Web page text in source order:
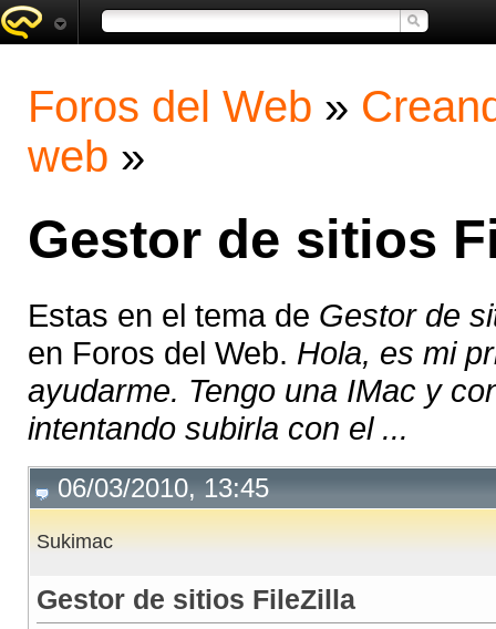
Foros del Web »
web »
Gestor de sitios
Estas en el tema de Gestor de
en Foros del Web. Hola, es mi
ayudarme. Tengo una IMac y
intentando subirla con el ...
06/03/2010, 13:45
Sukimac
Gestor de sitios FileZilla